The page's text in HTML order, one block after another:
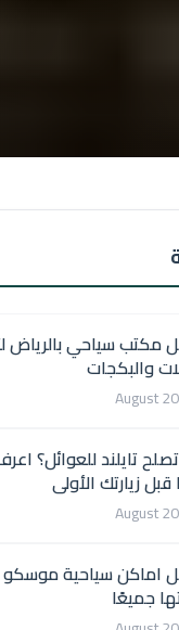
مكتب سياحي بالرياض
والبكجات
تايلند للعوائل؟
زيارتك الأولى
اماكن سياحية موسكو
جميعًا